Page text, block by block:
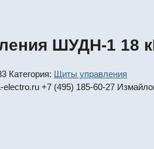
ШУДН-1 18
Категория: Щиты управления
electro.ru +7 (495) 185-60-27